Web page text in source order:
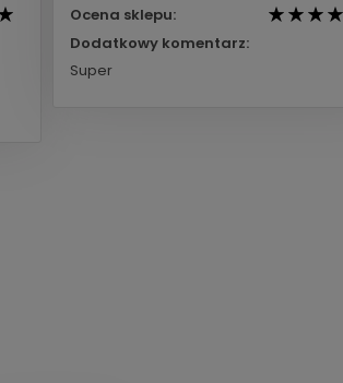
Ocena sklepu:
Dodatkowy komentarz:
Super